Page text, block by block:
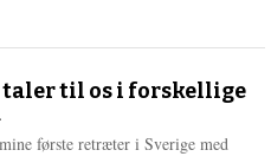
taler til os i forskellige
første retræter i Sverige med